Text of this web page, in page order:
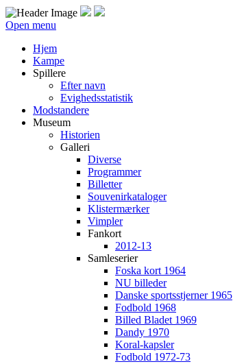
Open menu
Hjem
Kampe
Spillere
Efter navn
Evighedsstatistik
Modstandere
Museum
Historien
Galleri
Diverse
Programmer
Billetter
Souvenirkataloger
Klistermærker
Vimpler
Fankort
2012-13
Samleserier
Foska kort 1964
NU billeder
Danske sportsstjerner 1965
Fodbold 1968
Billed Bladet 1969
Dandy 1970
Koral-kapsler
Fodbold 1972-73